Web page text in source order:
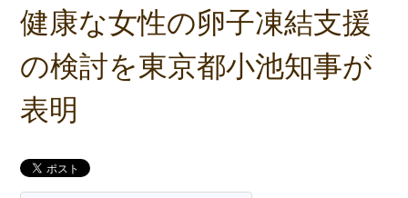
健康な女性の卵子凍結支援
の検討を東京都小池知事が
表明